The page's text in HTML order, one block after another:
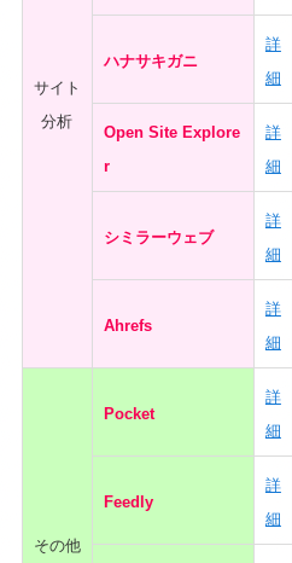
サイト
分析
ハナサキガニ
詳
細
Open Site Explore
r
詳
細
シミラーウェブ
詳
細
Ahrefs
詳
細
その他
Pocket
詳
細
Feedly
詳
細